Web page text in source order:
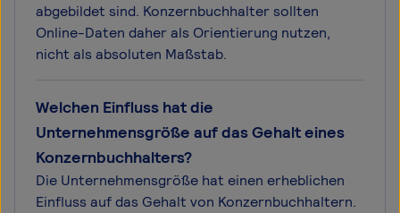
abgebildet sind. Konzernbuchhalter sollten
Online-Daten daher als Orientierung nutzen,
nicht als absoluten Maßstab.
Welchen Einfluss hat die
Unternehmensgröße auf das Gehalt eines
Konzernbuchhalters?
Die Unternehmensgröße hat einen erheblichen
Einfluss auf das Gehalt von Konzernbuchhaltern.